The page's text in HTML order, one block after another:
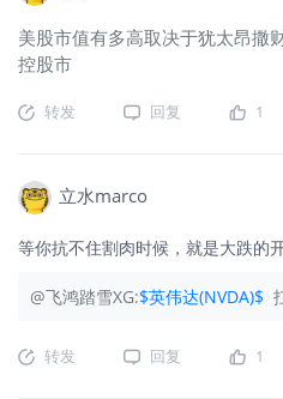
美股市值有多高取决于犹太昂撒
控股市
转发 回复 1
立水marco
等你抗不住割肉时候，就是大跌的
@飞鸿踏雪XG:$英伟达(NVDA)$
转发 回复 1